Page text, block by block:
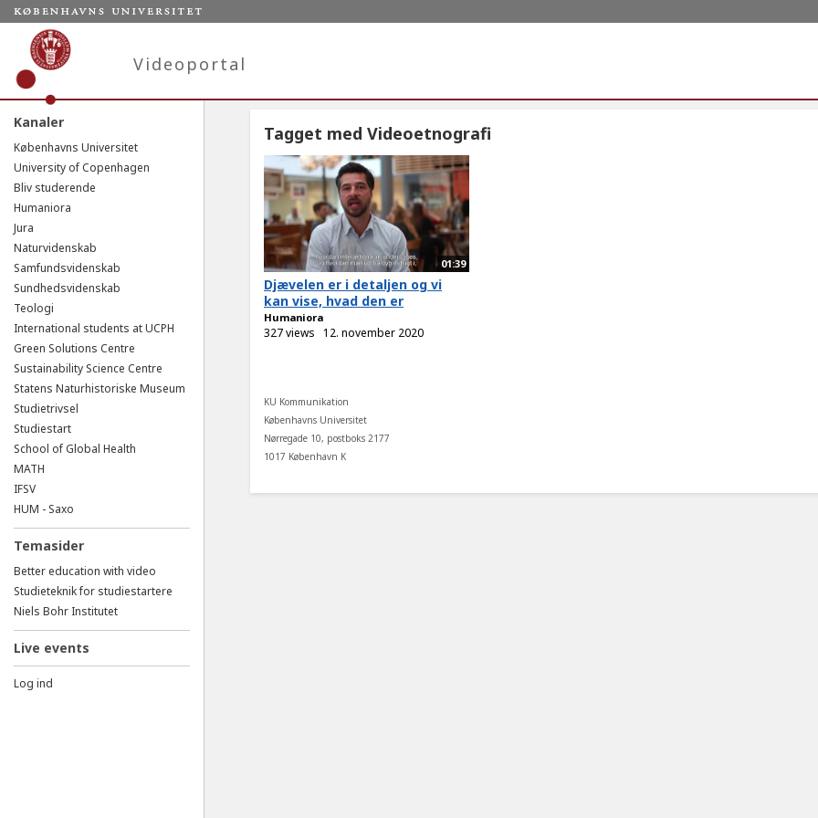
Videoportal
Kanaler
Københavns Universitet
University of Copenhagen
Bliv studerende
Humaniora
Jura
Naturvidenskab
Samfundsvidenskab
Sundhedsvidenskab
Teologi
International students at UCPH
Green Solutions Centre
Sustainability Science Centre
Statens Naturhistoriske Museum
Studietrivsel
Studiestart
School of Global Health
MATH
IFSV
HUM - Saxo
Temasider
Better education with video
Studieteknik for studiestartere
Niels Bohr Institutet
Live events
Log ind
Tagget med Videoetnografi
01:39
Djævelen er i detaljen og vi
kan vise, hvad den er
Humaniora
327 views 12. november 2020
KU Kommunikation
Københavns Universitet
Nørregade 10, postboks 2177
1017 København K